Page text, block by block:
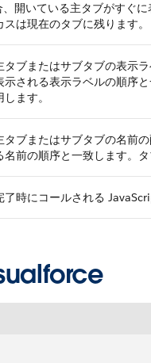
開いている主タブがすぐに
は現在のタブに残ります。
タブまたはサブタブの表示
示される表示ラベルの順序
ます。
タブまたはサブタブの名前
名前の順序と一致します。
了時にコールされる